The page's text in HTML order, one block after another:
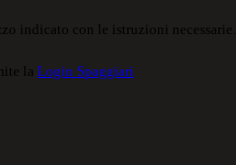
indicato con le istruzioni necessarie.
la Login Spaggiari